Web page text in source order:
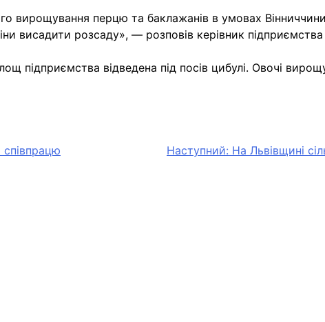
вирощування перцю та баклажанів в умовах
висадити розсаду», — розповів керівник підприємства
підприємства відведена під посів цибулі. Овочі
Наступний: На Львівщині